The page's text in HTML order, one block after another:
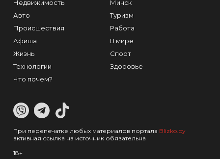
Недвижимость
Авто
Происшествия
Афиша
Жизнь
Технологии
Что почем?
Минск
Туризм
Работа
В мире
Спорт
Здоровье
При перепечатке любых материалов портала Blizko.by
активная ссылка на источник обязательна
18+